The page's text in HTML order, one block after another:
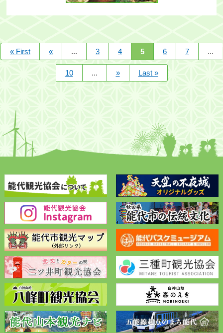
« First « ... 3 4 5 6 7 ...
10 ... » Last »